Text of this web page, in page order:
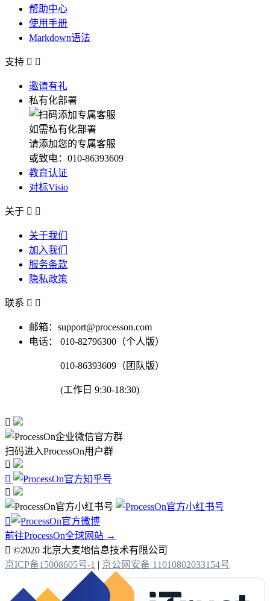
帮助中心
使用手册
Markdown语法
支持  
邀请有礼
私有化部署
如需私有化部署
请添加您的专属客服
或致电：010-86393609
教育认证
对标Visio
关于  
关于我们
加入我们
服务条款
隐私政策
联系  
邮箱：support@processon.com
电话：
010-82796300（个人版）
010-86393609（团队版）
(工作日 9:30-18:30)

扫码进入ProcessOn用户群




前往ProcessOn全球网站 →
 ©2020 北京大麦地信息技术有限公司
京ICP备15008605号-1 | 京公网安备 11010802033154号